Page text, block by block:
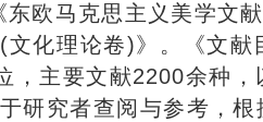
东欧马克思主义美学文
文化理论卷)》。《文
，主要文献2200余种
研究者查阅与参考，